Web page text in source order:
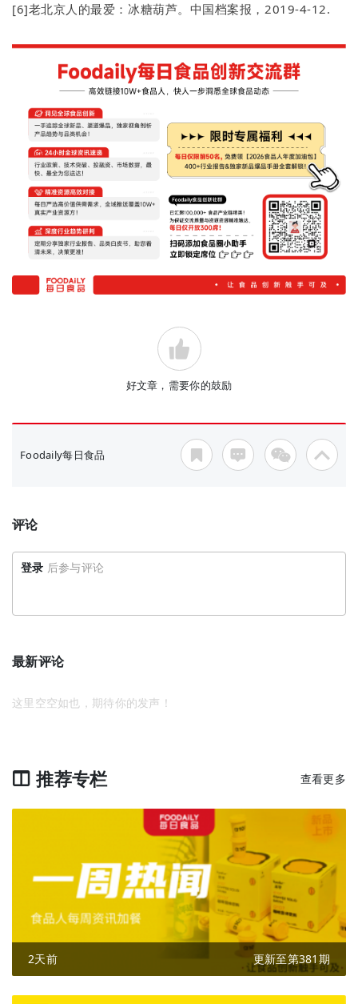
[6]老北京人的最爱：冰糖葫芦。中国档案报，2019-4-12.
好文章，需要你的鼓励
Foodaily每日食品
评论
登录 后参与评论
最新评论
这里空空如也，期待你的发声！
推荐专栏 查看更多
2天前 更新至第381期